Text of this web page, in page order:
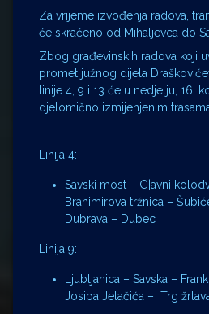
Za vrijeme izvođenja radova,
će skraćeno od Mihaljevca do
Zbog građevinskih radova koji
promet južnog dijela
linije 4, 9 i 13 će u nedjelju, 16.
djelomično izmijenjenim
Linija 4:
Savski most – G|avni
Branimirova tržnica –
Dubrava – Dubec
​Linija 9:
Ljubljanica – Savska –
Josipa Jelačića – Trg